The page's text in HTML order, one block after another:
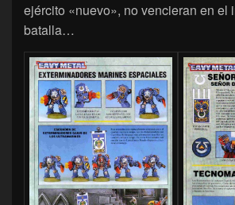
ejército «nuevo», no vencieran en el
batalla…